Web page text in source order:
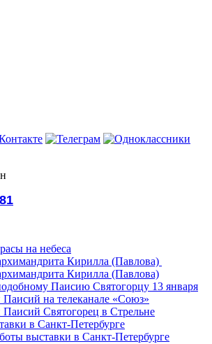
на небеса
Кирилла (Павлова)
Кирилла (Павлова)
Паисию Святогорцу 13 января
на телеканале «Союз»
Святогорец в Стрельне
в Санкт-Петербурге
выставки в Санкт-Петербурге